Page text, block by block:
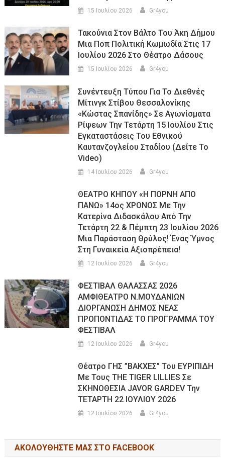
15 Ιουλίου 2026 Gr4you
Τακούνια Στον Βάλτο Του Άκη Δήμου
Μια Ποπ Πολιτική Κωμωδία Στις 17
Ιουλίου 2026 Στο Θέατρο Δάσους
15 Ιουλίου 2026 Gr4you
Συνέντευξη Τύπου Για Το Διεθνές
Μίτινγκ Στίβου Θεσσαλονίκης
«Κώστας Σπανίδης» Σε Αγωνίσματα
Ρίψεων Την Τετάρτη 15 Ιουλίου Στις
Εγκαταστάσεις Του Εθνικού
Καυτανζογλείου Σταδίου (Δείτε Το
Video)
14 Ιουλίου 2026 Gr4you
ΘΕΑΤΡΟ ΚΗΠΟΥ «Η ΠΟΡΝΗ ΑΠΟ
ΠΑΝΩ» 14ος ΧΡΟΝΟΣ Με Την
Κατερίνα Διδασκάλου Από Την
Τετάρτη 22 & Πέμπτη 23 Ιουλίου 2026
Μια Παράσταση Θρύλος! Ένας Ύμνος
Στη Γυναικεία Αξιοπρέπεια!
12 Ιουλίου 2026 Gr4you
ΦΕΣΤΙΒΑΛ ΘΑΛΑΣΣΑΣ 2026
ΑΜΦΙΘΕΑΤΡΟ Ν.ΜΟΥΔΑΝΙΩΝ
ΔΙΟΡΓΑΝΩΣΗ ΔΗΜΟΣ ΝΕΑΣ
ΠΡΟΠΟΝΤΙΔΑΣ ΤΟ ΠΡΟΓΡΑΜΜΑ ΤΟΥ
ΦΕΣΤΙΒΑΛ
12 Ιουλίου 2026 Gr4you
Θέατρο ΓΗΣ ”ΒΑΚΧΕΣ” Του ΕΥΡΙΠΙΔΗ
Με Τους THE TIGER LILLIES Σε
ΣΚΗΝΟΘΕΣΙΑ JAVOR GARDEV Την
ΤΕΤΑΡΤΗ 22 ΙΟΥΛΙΟΥ 2026
12 Ιουλίου 2026 Gr4you
ΑΚΟΛΟΥΘΉΣΤΕ ΜΑΣ ΣΤΟ FACEBOOK